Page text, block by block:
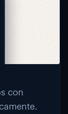
con